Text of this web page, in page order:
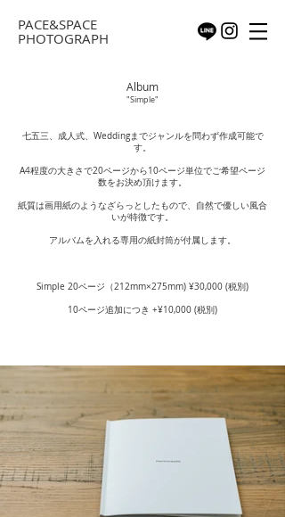
PACE&SPACE
PHOTOGRAPH
Album
"Simple"
七五三、成人式、Weddingまでジャンルを問わず作成可能で
す。
A4程度の大きさで20ページから10ページ単位でご希望ページ
数をお決め頂けます。
紙質は画用紙のようなざらっとしたもので、自然で優しい風合
いが特徴です。
アルバムを入れる専用の紙封筒が付属します。
Simple 20ページ（212mm×275mm) ¥30,000 (税別)
10ページ追加につき +¥10,000 (税別)